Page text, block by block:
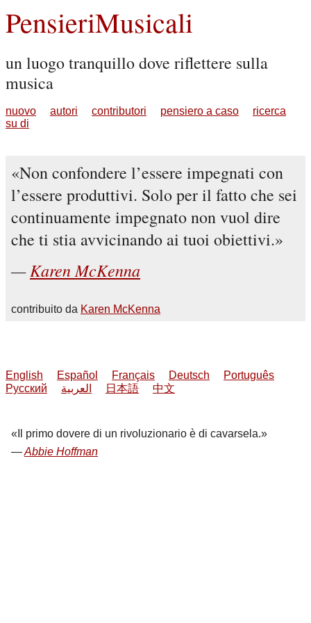
PensieriMusicali
un luogo tranquillo dove riflettere sulla
musica
nuovo autori contributori pensiero a caso
ricerca
su di
Non confondere l’essere impegnati con
l’essere produttivi. Solo per il fatto che sei
continuamente impegnato non vuol dire
che ti stia avvicinando ai tuoi obiettivi.
Karen McKenna
contribuito da Karen McKenna
English Español Français Deutsch
Português
Русский
العربية 日本語 中文
Il primo dovere di un rivoluzionario è di cavarsela.
Abbie Hoffman